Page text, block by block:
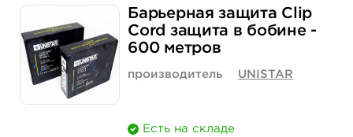
Барьерная защита Clip
Cord защита в бобине -
600 метров
производитель UNISTAR
Есть на складе